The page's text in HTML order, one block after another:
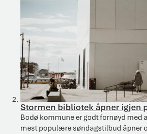
Stormen bibliotek åpner igjen
Bodø kommune er godt fornøyd med
mest populære søndagstilbud åpner